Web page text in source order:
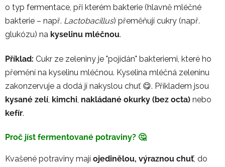
o typ fermentace, při kterém bakterie (hlavně mléčné
bakterie – např. Lactobacillus) přeměňují cukry (např.
glukózu) na kyselinu mléčnou.
Příklad: Cukr ze zeleniny je "pojídán" bakteriemi, které ho
přemění na kyselinu mléčnou. Kyselina mléčná zeleninu
zakonzervuje a dodá jí nakyslou chuť 😋. Příkladem jsou
kysané zelí, kimchi, nakládané okurky (bez octa) nebo
kefír.
Proč jíst fermentované potraviny? 🤔
Kvašené potraviny mají ojedinělou, výraznou chuť, do